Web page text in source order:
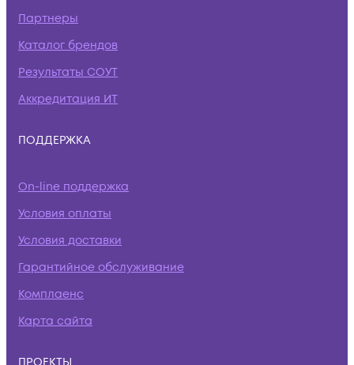
Партнеры
Каталог брендов
Результаты СОУТ
Аккредитация ИТ
ПОДДЕРЖКА
On-line поддержка
Условия оплаты
Условия доставки
Гарантийное обслуживание
Комплаенс
Карта сайта